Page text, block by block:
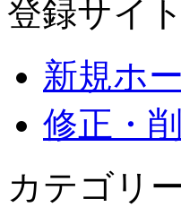
登録サイ
新規ホ
修正・
カテゴリ